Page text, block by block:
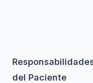
del Paciente